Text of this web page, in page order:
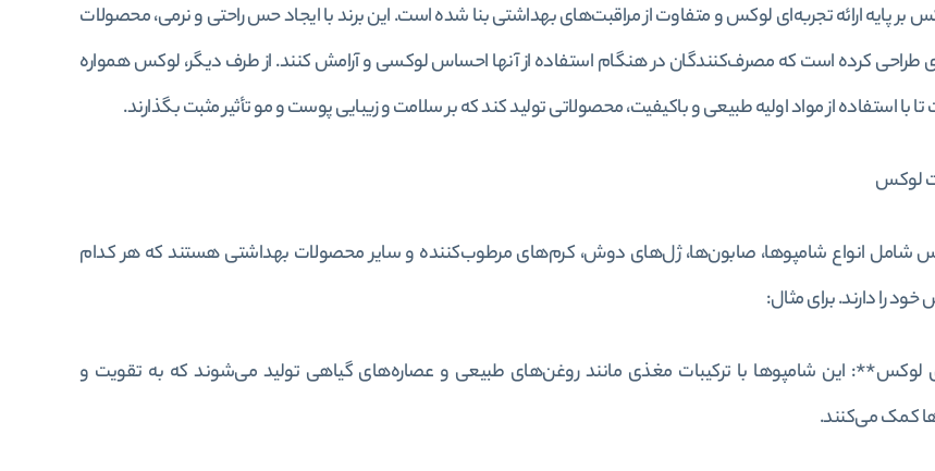
بر پایه ارائه تجربه‌ای لوکس و متفاوت از مراقبت‌های بهداشتی بنا شده است. این برند با ایجاد حس راحتی و نرمی، محصولات
طراحی کرده است که مصرف‌کنندگان در هنگام استفاده از آنها احساس لوکسی و آرامش کنند. از طرف دیگر، لوکس همواره
با استفاده از مواد اولیه طبیعی و باکیفیت، محصولاتی تولید کند که بر سلامت و زیبایی پوست و مو تأثیر مثبت بگذارند.
لوکس
شامل انواع شامپوها، صابون‌ها، ژل‌های دوش، کرم‌های مرطوب‌کننده و سایر محصولات بهداشتی هستند که هر کدام
را دارند. برای مثال:
لوکس**: این شامپوها با ترکیبات مغذی مانند روغن‌های طبیعی و عصاره‌های گیاهی تولید می‌شوند که به تقویت و
کمک می‌کنند.